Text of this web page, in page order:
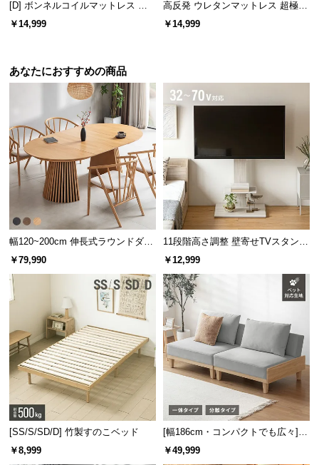
耐荷重
補強鉄板でぐらつきを防止
ベースの裏はしっかりと固定する鉄板で補強。ぐら
つきにくくなり安定感が増しました。
[D] ボンネルコイルマットレス 厚
さ11cm
￥14,999
高反発 ウレタンマットレス 超極厚
20cm 三つ折りタイプ [S]
￥14,999
あなたにおすすめの商品
幅120~200cm 伸長式ラウンドダイ
ニングテーブル 6人掛け 天然木突
板 美しい格子デザイン
￥79,990
11段階高さ調整 壁寄せTVスタンド
キャスター付き 上下左右角度調節
￥12,999
[SS/S/SD/D] 竹製すのこベッド
￥8,999
[幅186cm・コンパクトでも広々] 3
人掛けソファベッド リクライニン
￥49,999